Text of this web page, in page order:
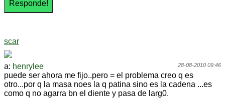
scar
28-08-2010 09:46
a: henrylee
puede ser ahora me fijo..pero = el problema creo q es
otro...por q la masa noes la q patina sino es la cadena ...es
como q no agarra bn el diente y pasa de larg0.